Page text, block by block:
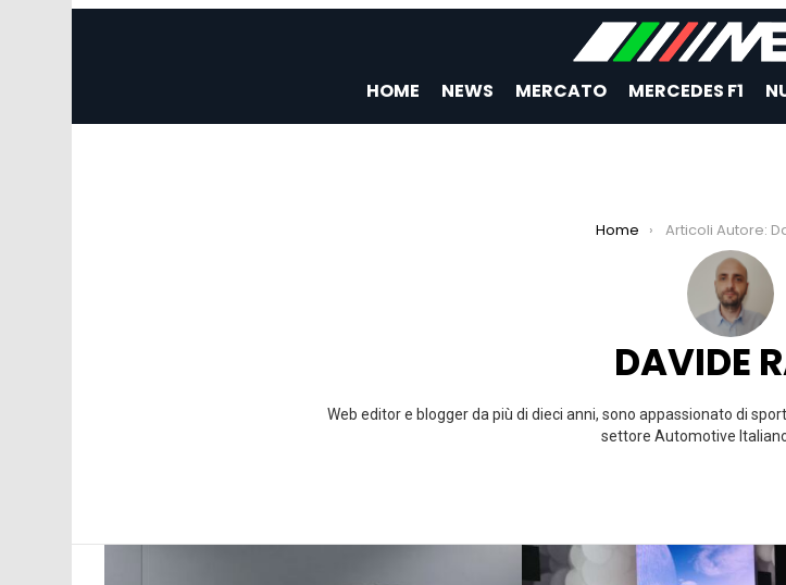
HOME NEWS MERCATO MERCEDES F1
Home Articoli Autore:
DAVIDE
Web editor e blogger da più di dieci anni, sono appassionato di
settore Automotive